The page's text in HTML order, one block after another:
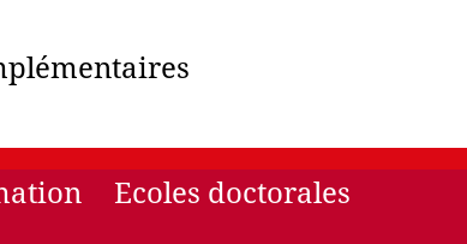
Ecoles doctorales